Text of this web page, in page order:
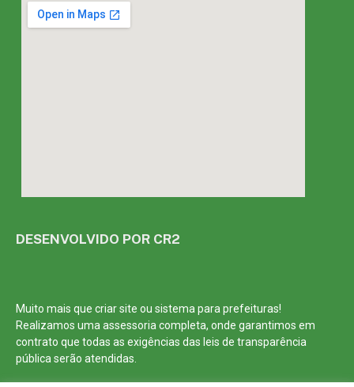
DESENVOLVIDO POR CR2
Muito mais que criar site ou sistema para prefeituras!
Realizamos umaassessoriacompleta, onde garantimos em
contrato que todas as exigências das leis de transparência
públicaserão atendidas.